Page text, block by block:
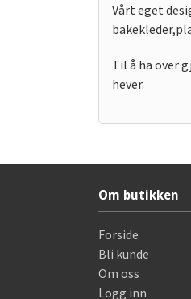
Vårt eget
Til å ha over
hever.
Om butikken
Forside
Bli kunde
Om oss
Logg inn